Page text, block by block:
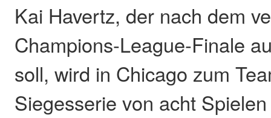
Kai Havertz, der nach dem
Champions-League-Finale
soll, wird in Chicago zum
Siegesserie von acht